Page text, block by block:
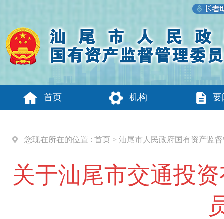
首页 机构 要
您现在所在的位置 : 首页 > 汕尾市人民政府国有资产监
关于汕尾市交通投